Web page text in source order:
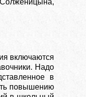
Солженицына,
включаются
Надо
в
повышению